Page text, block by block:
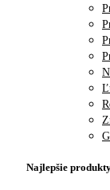
Najlepšie